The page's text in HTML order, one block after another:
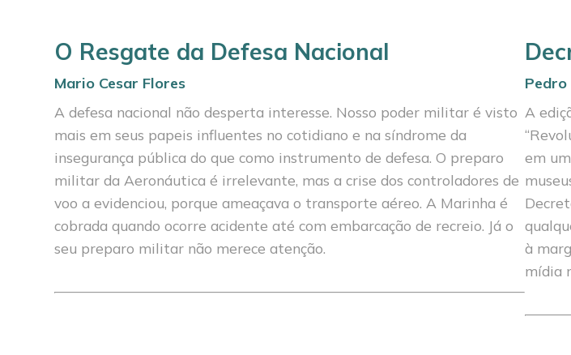
O Resgate da Defesa Nacional
Mario Cesar Flores
A defesa nacional não desperta interesse. Nosso poder militar é visto
mais em seus papeis influentes no cotidiano e na sín­drome da
insegurança pública do que como ins­trumento de defesa. O preparo
militar da Aero­náutica é irrelevante, mas a crise dos controlado­res de
voo a evidenciou, porque ameaçava o transporte aéreo. A Marinha é
cobrada quando ocorre acidente até com embarcação de recreio. Já o
seu preparo militar não merece atenção.
A
em
à
mídia